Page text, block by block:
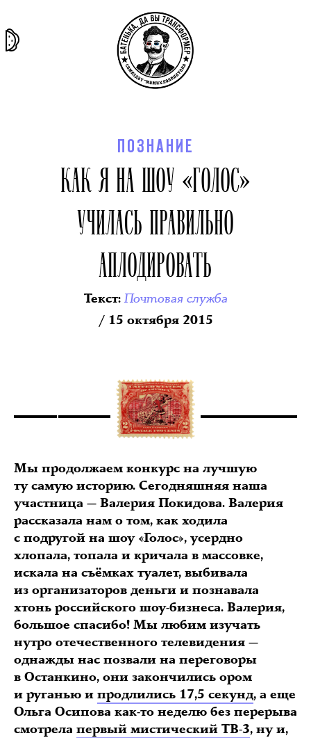
ПОЗНАНИЕ
КАК Я НА ШОУ «ГОЛОС»
УЧИЛАСЬ ПРАВИЛЬНО
АПЛОДИРОВАТЬ
Текст:Почтовая служба
/ 15 октября 2015
Мы продолжаем конкурс на лучшую
ту самую историю. Сегодняшняя наша
участница — Валерия Покидова. Валерия
рассказала нам о том, как ходила
с подругой на шоу «Голос», усердно
хлопала, топала и кричала в массовке,
искала на съёмках туалет, выбивала
из организаторов деньги и познавала
хтонь российского шоу-бизнеса. Валерия,
большое спасибо! Мы любим изучать
нутро отечественного телевидения —
однажды нас позвали на переговоры
в Останкино, они закончились ором
и руганью и продлились 17,5 секунд, а еще
Ольга Осипова как-то неделю без перерыва
смотрела первый мистический ТВ-3, ну и,